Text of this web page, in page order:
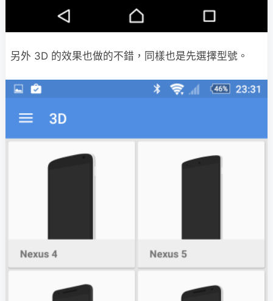
另外 3D 的效果也做的不錯，同樣也是先選擇型號。